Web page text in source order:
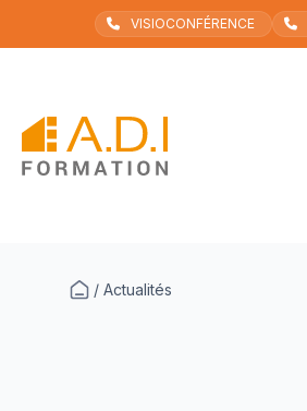
VISIOCONFÉRENCE
/ Actualités